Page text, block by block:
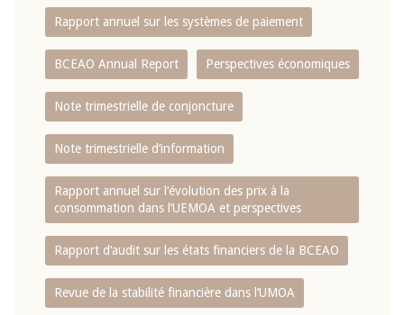
Rapport annuel sur les systèmes de paiement
BCEAO Annual Report Perspectives économiques
Note trimestrielle de conjoncture
Note trimestrielle d‘information
Rapport annuel sur l‘évolution des prix à la
consommation dans l‘UEMOA et perspectives
Rapport d‘audit sur les états financiers de la BCEAO
Revue de la stabilité financière dans l‘UMOA